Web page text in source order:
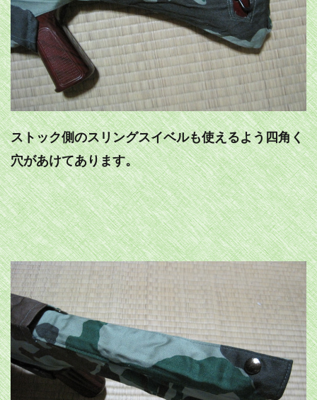
ストック側のスリングスイベルも使えるよう四角く
穴があけてあります。